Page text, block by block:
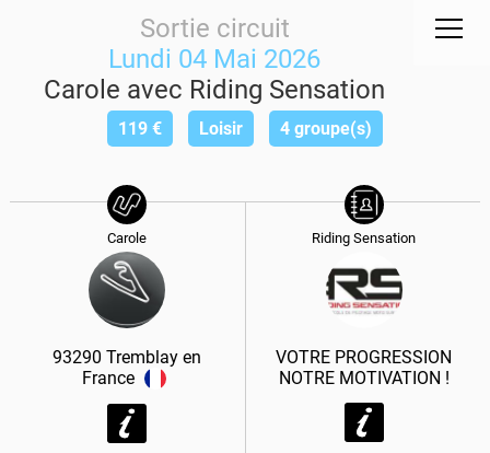
Sortie circuit
Lundi 04 Mai 2026
Carole avec Riding Sensation
119 € Loisir 4 groupe(s)
Carole
93290 Tremblay en
France
Riding Sensation
VOTRE PROGRESSION
NOTRE MOTIVATION !